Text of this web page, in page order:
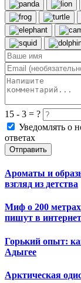
15 - 3 = ?
Уведомлять о
ответах
Отправить
Ароматы и
взгляд из детства
Миф о 200
пишут в
Горький опыт:
Адыгее
Арктическая